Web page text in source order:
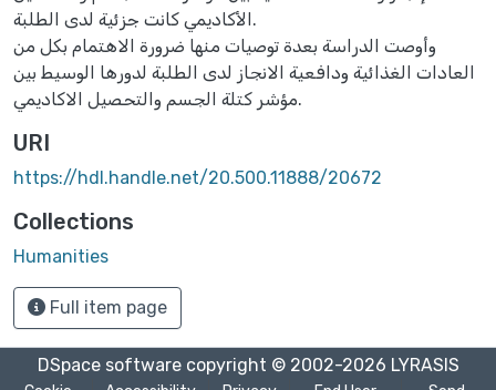
الأكاديمي كانت جزئية لدى الطلبة.
وأوصت الدراسة بعدة توصيات منها ضرورة الاهتمام بكل من
العادات الغذائية ودافعية الانجاز لدى الطلبة لدورها الوسيط بين
مؤشر كتلة الجسم والتحصيل الاكاديمي.
URI
https://hdl.handle.net/20.500.11888/20672
Collections
Humanities
Full item page
DSpace softwarecopyright © 2002-2026 LYRASIS